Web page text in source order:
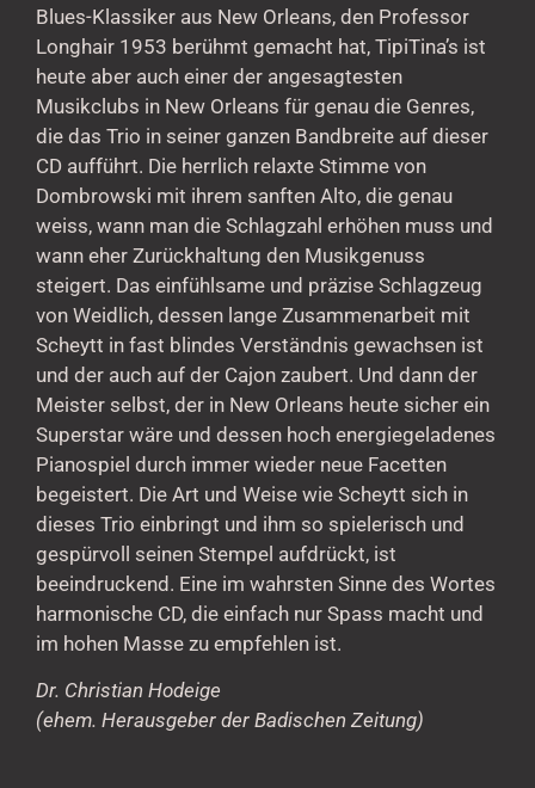
Blues-Klassiker aus New Orleans, den Professor
Longhair 1953 berühmt gemacht hat, TipiTina’s ist
heute aber auch einer der angesagtesten
Musikclubs in New Orleans für genau die Genres,
die das Trio in seiner ganzen Bandbreite auf dieser
CD aufführt. Die herrlich relaxte Stimme von
Dombrowski mit ihrem sanften Alto, die genau
weiss, wann man die Schlagzahl erhöhen muss und
wann eher Zurückhaltung den Musikgenuss
steigert. Das einfühlsame und präzise Schlagzeug
von Weidlich, dessen lange Zusammenarbeit mit
Scheytt in fast blindes Verständnis gewachsen ist
und der auch auf der Cajon zaubert. Und dann der
Meister selbst, der in New Orleans heute sicher ein
Superstar wäre und dessen hoch energiegeladenes
Pianospiel durch immer wieder neue Facetten
begeistert. Die Art und Weise wie Scheytt sich in
dieses Trio einbringt und ihm so spielerisch und
gespürvoll seinen Stempel aufdrückt, ist
beeindruckend. Eine im wahrsten Sinne des Wortes
harmonische CD, die einfach nur Spass macht und
im hohen Masse zu empfehlen ist.
Dr. Christian Hodeige
(ehem. Herausgeber der Badischen Zeitung)